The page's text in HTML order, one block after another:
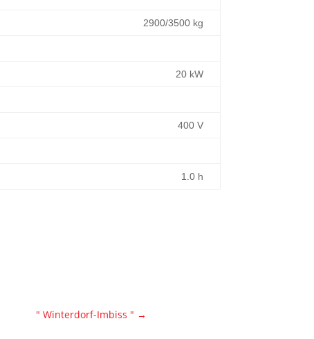
2900/3500 kg
20 kW
400 V
1.0 h
" Winterdorf-Imbiss " →